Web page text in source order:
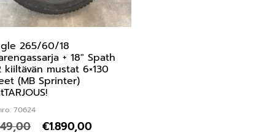
265/60/18
+ 18″ Spath
kiiltävän mustat 6×130
(MB Sprinter)
70624
€1.890,00